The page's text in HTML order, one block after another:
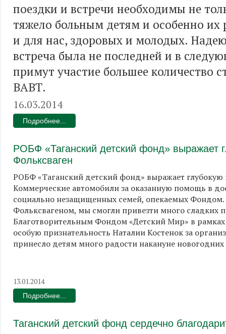
поездки и встречи необходимы не
тяжело больным детям и особенно их
и для нас, здоровых и молодых.
встреча была не последней и в
примут участие большее количество
ВАВТ.
16.03.2014
Подробнее...
РОБФ «Таганский детский фонд» выражает
Фольксваген
РОБФ «Таганский детский фонд» выражает глубокую
Коммерческие автомобили за оказанную помощь в
социально незащищенных семей, опекаемых
Фольксвагеном, мы смогли привезти много сладких
Благотворительным Фондом «Детский Мир» в
особую признательность Наталии Костенок за
принесло детям много радости накануне
13.01.2014
Подробнее...
Таганский детский фонд сердечно